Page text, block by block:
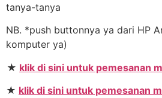
tanya-tanya
NB. *push buttonnya ya dari HP
komputer ya)
★ klik di sini untuk pemesanan
★ klik di sini untuk pemesanan